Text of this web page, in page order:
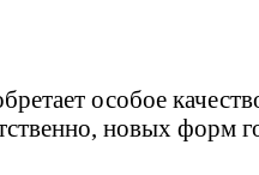
особое
новых форм